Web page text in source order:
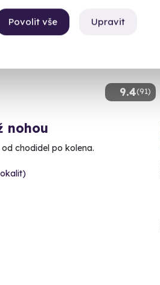
Upravit
Povolit vše
9.4(91)
nohou
chodidel po kolena.